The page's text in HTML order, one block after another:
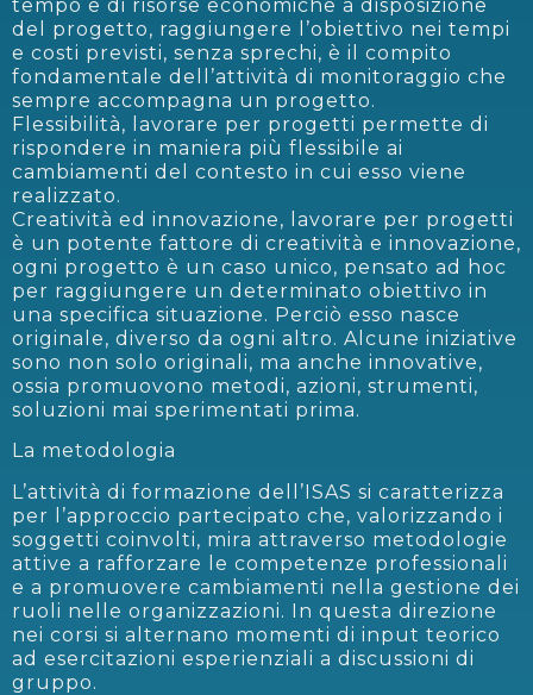
tempo e di risorse economiche a disposizione
del progetto, raggiungere l’obiettivo nei tempi
e costi previsti, senza sprechi, è il compito
fondamentale dell’attività di monitoraggio che
sempre accompagna un progetto.
Flessibilità, lavorare per progetti permette di
rispondere in maniera più flessibile ai
cambiamenti del contesto in cui esso viene
realizzato.
Creatività ed innovazione, lavorare per progetti
è un potente fattore di creatività e innovazione,
ogni progetto è un caso unico, pensato ad hoc
per raggiungere un determinato obiettivo in
una specifica situazione. Perciò esso nasce
originale, diverso da ogni altro. Alcune iniziative
sono non solo originali, ma anche innovative,
ossia promuovono metodi, azioni, strumenti,
soluzioni mai sperimentati prima.
La metodologia
L’attività di formazione dell’ISAS si caratterizza
per l’approccio partecipato che, valorizzando i
soggetti coinvolti, mira attraverso metodologie
attive a rafforzare le competenze professionali
e a promuovere cambiamenti nella gestione dei
ruoli nelle organizzazioni. In questa direzione
nei corsi si alternano momenti di input teorico
ad esercitazioni esperienziali a discussioni di
gruppo.